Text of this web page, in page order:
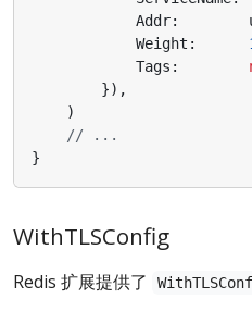
Addr:
Weight :
Tags :
}),
)
// ...
}
WithTLSConfig
Redis 扩展提供了